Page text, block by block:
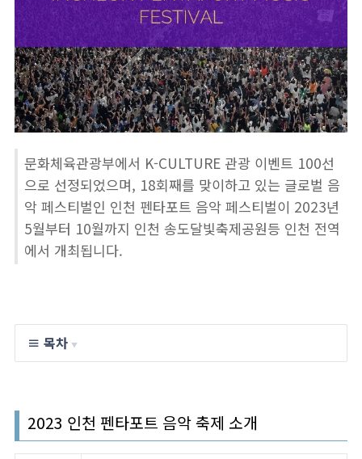
문화체육관광부에서 K-CULTURE 관광 이벤트 100선
으로 선정되었으며, 18회째를 맞이하고 있는 글로벌 음
악 페스티벌인 인천 펜타포트 음악 페스티벌이 2023년
5월부터 10월까지 인천 송도달빛축제공원등 인천 전역
에서 개최됩니다.
≡ 목차 ▼
2023 인천 펜타포트 음악 축제 소개